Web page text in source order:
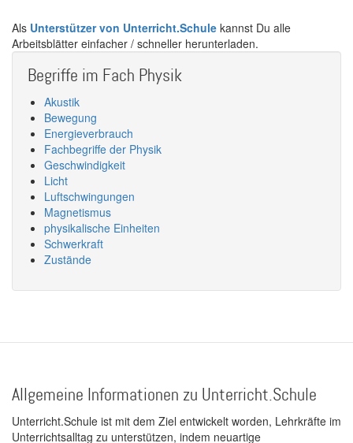
Als Unterstützer von Unterricht.Schule kannst Du alle
Arbeitsblätter einfacher / schneller herunterladen.
Begriffe im Fach Physik
Akustik
Bewegung
Energieverbrauch
Fachbegriffe der Physik
Geschwindigkeit
Licht
Luftschwingungen
Magnetismus
physikalische Einheiten
Schwerkraft
Zustände
Allgemeine Informationen zu Unterricht.Schule
Unterricht.Schule ist mit dem Ziel entwickelt worden, Lehrkräfte im
Unterrichtsalltag zu unterstützen, indem neuartige